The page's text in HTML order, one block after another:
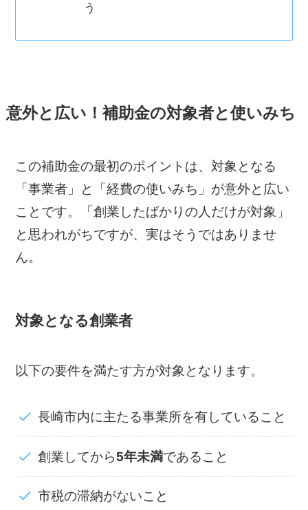
う
意外と広い！補助金の対象者と使いみち
この補助金の最初のポイントは、対象となる
「事業者」と「経費の使いみち」が意外と広い
ことです。「創業したばかりの人だけが対象」
と思われがちですが、実はそうではありませ
ん。
対象となる創業者
以下の要件を満たす方が対象となります。
長崎市内に主たる事業所を有していること
創業してから5年未満であること
市税の滞納がないこと